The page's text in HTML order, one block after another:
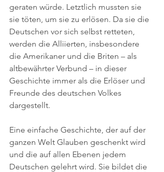
geraten würde. Letztlich mussten sie
sie töten, um sie zu erlösen. Da sie die
Deutschen vor sich selbst retteten,
werden die Alliierten, insbesondere
die Amerikaner und die Briten ­– als
altbewährter Verbund ­– in dieser
Geschichte immer als die Erlöser und
Freunde des deutschen Volkes
dargestellt.
Eine einfache Geschichte, der auf der
ganzen Welt Glauben geschenkt wird
und die auf allen Ebenen jedem
Deutschen gelehrt wird. Sie bildet die